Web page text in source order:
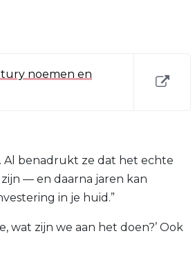
noemen en
Al benadrukt ze dat het echte
— en daarna jaren kan
in je huid.”
wat zijn we aan het doen?’ Ook